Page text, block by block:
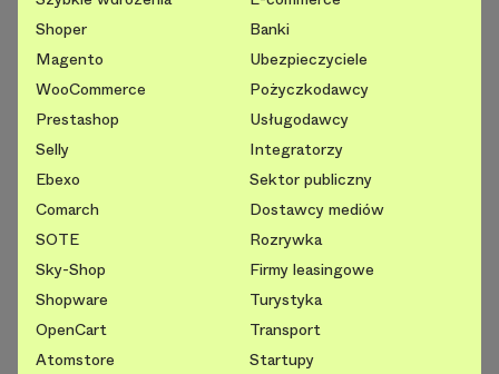
Shoper
Magento
WooCommerce
Prestashop
Selly
Ebexo
Comarch
SOTE
Sky-Shop
Shopware
OpenCart
Atomstore
Banki
Ubezpieczyciele
Pożyczkodawcy
Usługodawcy
Integratorzy
Sektor publiczny
Dostawcy mediów
Rozrywka
Firmy leasingowe
Turystyka
Transport
Startupy